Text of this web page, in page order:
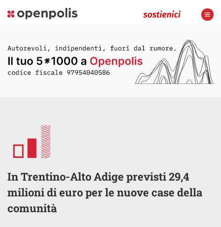
In Trentino-Alto Adige previsti 29,4
milioni di euro per le nuove case della
comunità